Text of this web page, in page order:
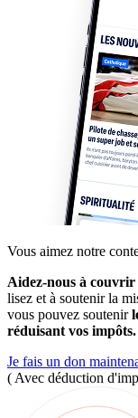
Vous aimez notre
Aidez-nous à
lisez et à soutenir la
vous pouvez soutenir
réduisant vos impôts.
Je fais un don
( Avec déduction